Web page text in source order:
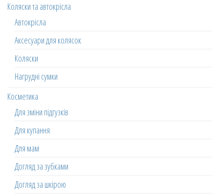
Коляски та автокрісла
Автокрісла
Аксесуари для колясок
Коляски
Нагрудні сумки
Косметика
Для зміни підгузків
Для купання
Для мам
Догляд за зубками
Догляд за шкірою